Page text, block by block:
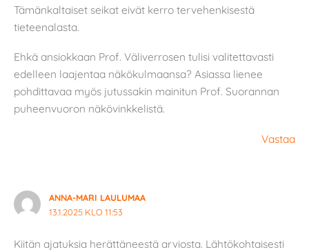
Tämänkaltaiset seikat eivät kerro tervehenkisestä
tieteenalasta.
Ehkä ansiokkaan Prof. Väliverrosen tulisi valitettavasti
edelleen laajentaa näkökulmaansa? Asiassa lienee
pohdittavaa myös jutussakin mainitun Prof. Suorannan
puheenvuoron näkövinkkelistä.
Vastaa
ANNA-MARI LAULUMAA
13.1.2025 KLO 11:53
Kiitän ajatuksia herättäneestä arviosta. Lähtökohtaisesti